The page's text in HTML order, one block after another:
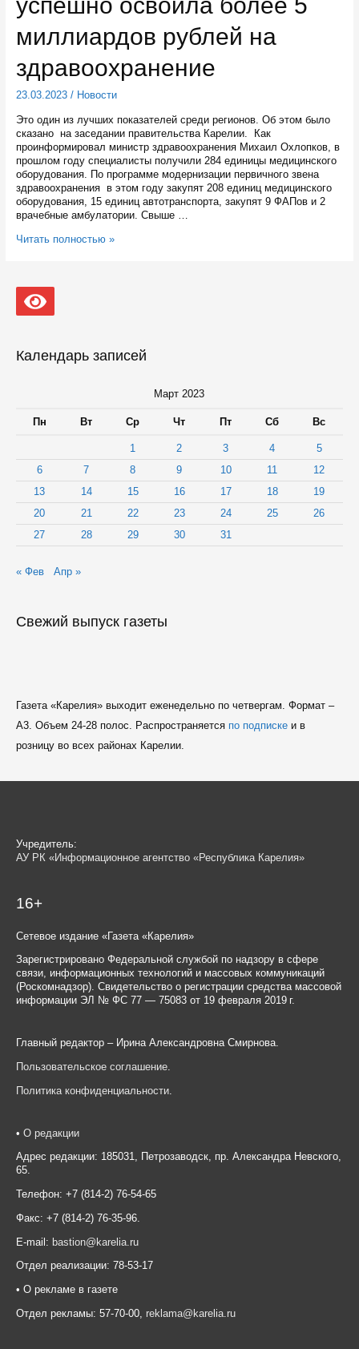
предпринимателей
миллиардов рублей на
здравоохранение
23.03.2023/ Новости
Это один из лучших показателей среди регионов. Об этом было
сказано на заседании правительства Карелии. Как
проинформировал министр здравоохранения Михаил Охлопков, в
прошлом году специалисты получили 284 единицы медицинского
оборудования. По программе модернизации первичного звена
здравоохранения в этом году закупят 208 единиц медицинского
оборудования, 15 единиц автотранспорта, закупят 9 ФАПов и 2
врачебные амбулатории. Свыше …
С
успешно
освоила
более
рублей
Читать полностью »
Календарь записей
Март 2023
Пн Вт Ср Чт Пт Сб Вс
1 2 3 4
5
6
7 8 9 10 11
12
13
14 15 16 17 18
19
20
21 22 23 24 25
26
27
28 29 30 31
« Фев Апр »
Свежий выпуск газеты
Газета «Карелия» выходит еженедельно по четвергам. Формат –
A3. Объем 24-28 полос. Распространяется по подпискеи в
розницу во всех районах Карелии.
Учредитель:
АУ РК «Информационное агентство «Республика Карелия»
16+
Сетевое издание «Газета «Карелия»
Зарегистрировано Федеральной службой по надзору в сфере
связи, информационных технологий и массовых коммуникаций
(Роскомнадзор). Свидетельство о регистрации средства массовой
информации ЭЛ № ФС 77 — 75083 от 19 февраля 2019 г.
Главный редактор – Ирина Александровна Смирнова.
Пользовательское соглашение.
Политика конфиденциальности
• О редакции
Адрес редакции: 185031, Петрозаводск, пр. Александра Невского,
65.
Телефон: +7 (814-2) 76-54-65
Факс: +7 (814-2) 76-35-96.
E-mail: bastion@karelia.ru
Отдел реализации: 78-53-17
• О рекламе в газете
Отдел рекламы: 57-70-00, reklama@karelia.ru